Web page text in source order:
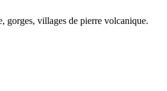
gorges, villages de pierre volcanique.